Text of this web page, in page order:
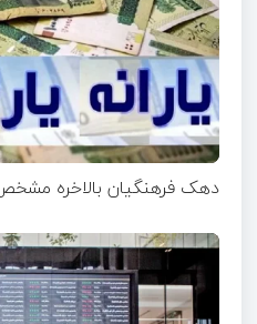
دهک فرهنگیان بالاخره